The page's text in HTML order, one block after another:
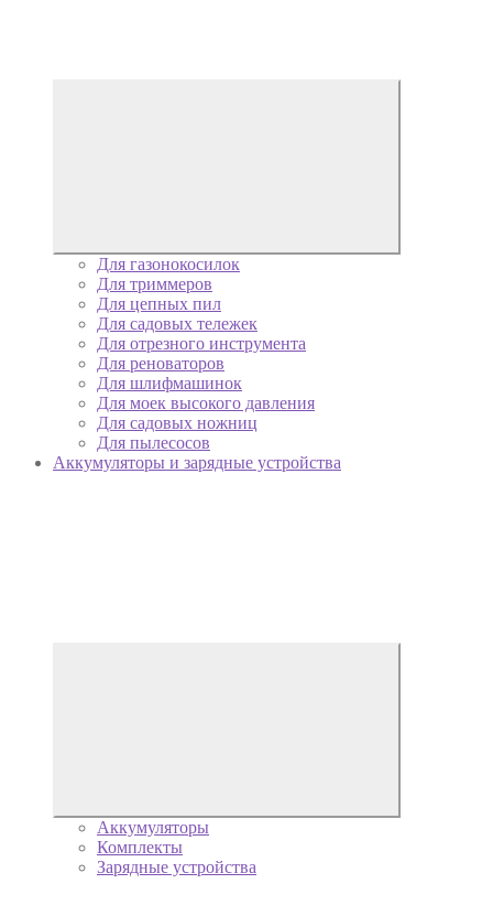
Для газонокосилок
Для триммеров
Для цепных пил
Для садовых тележек
Для отрезного инструмента
Для реноваторов
Для шлифмашинок
Для моек высокого давления
Для садовых ножниц
Для пылесосов
Аккумуляторы и зарядные устройства
Аккумуляторы
Комплекты
Зарядные устройства